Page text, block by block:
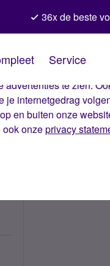
dat je ervaring op
advertenties te zien.
je internetgedrag
en buiten onze
ook onzeprivacy
36x de beste
Service
Start een